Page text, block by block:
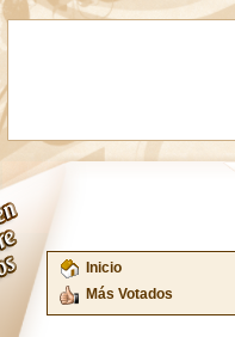
Inicio
Más Votados